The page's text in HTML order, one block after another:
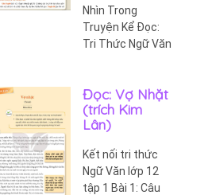
Nhìn Trong
Truyện Kể Đọc:
Tri Thức Ngữ Văn
Đọc: Vợ Nhặt
(trích Kim
Lân)
Kết nối tri thức
Ngữ Văn lớp 12
tập 1 Bài 1: Câu